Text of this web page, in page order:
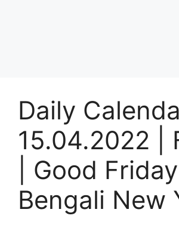
Daily
15.04.2022 |
| Good Friday |
Bengali New